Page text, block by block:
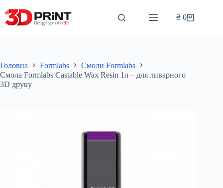
до
вмісту
Кошик
₴ 0
Головна Formlabs
Смоли Formlabs
Смола Formlabs Castable Wax Resin 1л – для ливарного
3D друку